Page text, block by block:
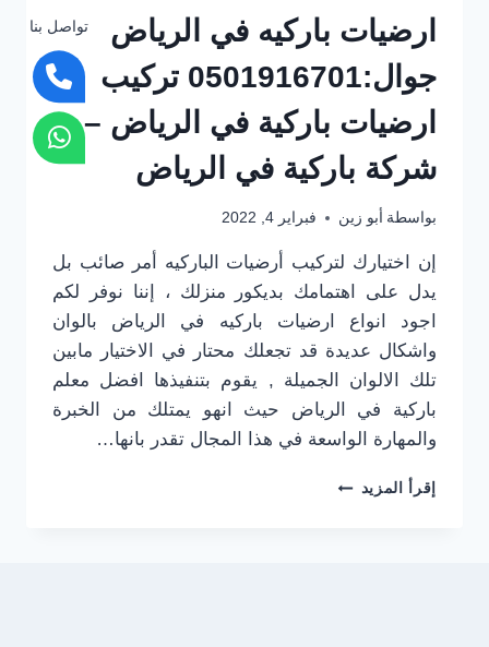
ارضيات باركيه في الرياض
جوال:0501916701 تركيب
ارضيات باركية في الرياض –
شركة باركية في الرياض
بواسطة أبو زين فبراير 4, 2022
إن اختيارك لتركيب أرضيات الباركيه أمر صائب بل
يدل على اهتمامك بديكور منزلك ، إننا نوفر لكم
اجود انواع ارضيات باركيه في الرياض بالوان
واشكال عديدة قد تجعلك محتار في الاختيار مابين
تلك الالوان الجميلة , يقوم بتنفيذها افضل معلم
باركية في الرياض حيث انهو يمتلك من الخبرة
والمهارة الواسعة في هذا المجال تقدر بانها…
إقرأ المزيد ارضيات
تواصل بنا